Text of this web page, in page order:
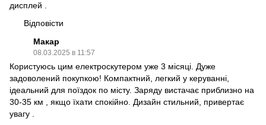
дисплей .
Відповісти
Макар
08.03.2025 в 11:57
Користуюсь цим електроскутером уже 3 місяці. Дуже
задоволений покупкою! Компактний, легкий у керуванні,
ідеальний для поїздок по місту. Заряду вистачає приблизно на
30-35 км , якщо їхати спокійно. Дизайн стильний, привертає
увагу .